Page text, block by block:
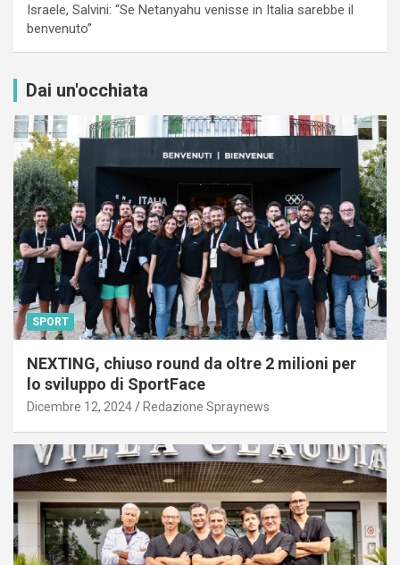
Israele, Salvini: “Se Netanyahu venisse in Italia sarebbe il
benvenuto”
Dai un'occhiata
SPORT
NEXTING, chiuso round da oltre 2 milioni per
lo sviluppo di SportFace
Dicembre 12, 2024 Redazione Spraynews